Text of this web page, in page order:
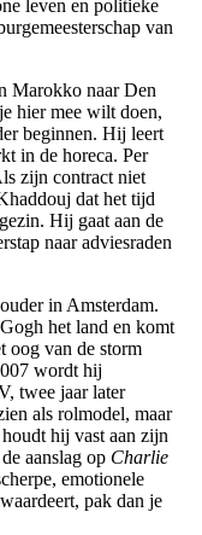
leven en politieke
van
Marokko naar Den
hier mee wilt doen,
beginnen. Hij leert
in de horeca. Per
zijn contract niet
dat het tijd
Hij gaat aan de
naar adviesraden
in Amsterdam.
het land en komt
oog van de storm
wordt hij
twee jaar later
als rolmodel, maar
hij vast aan zijn
aanslag op Charlie
emotionele
pak dan je